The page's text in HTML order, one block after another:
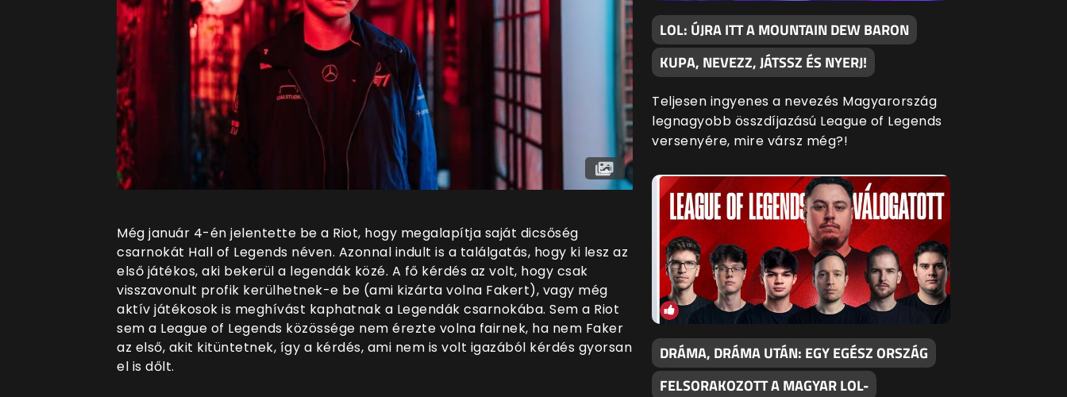
Még január 4-én jelentette be a Riot, hogy megalapítja saját dicsőség
csarnokát Hall of Legends néven. Azonnal indult is a találgatás, hogy ki lesz az
első játékos, aki bekerül a legendák közé. A fő kérdés az volt, hogy csak
visszavonult profik kerülhetnek-e be (ami kizárta volna Fakert), vagy még
aktív játékosok is meghívást kaphatnak a Legendák csarnokába. Sem a Riot
sem a League of Legends közössége nem érezte volna fairnek, ha nem Faker
az első, akit kitüntetnek, így a kérdés, ami nem is volt igazából kérdés gyorsan
el is dőlt.
LOL: ÚJRA ITT A MOUNTAIN DEW BARON
KUPA, NEVEZZ, JÁTSSZ ÉS NYERJ!
Teljesen ingyenes a nevezés Magyarország
legnagyobb összdíjazású League of Legends
versenyére, mire vársz még?!
DRÁMA, DRÁMA UTÁN: EGY EGÉSZ ORSZÁG
FELSORAKOZOTT A MAGYAR LOL-